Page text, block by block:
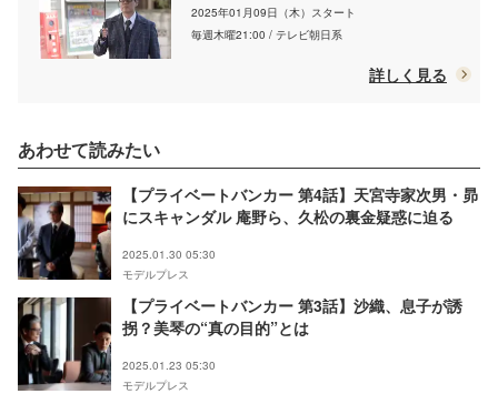
2025年01月09日（木）スタート
毎週木曜21:00 / テレビ朝日系
詳しく見る
あわせて読みたい
【プライベートバンカー 第4話】天宮寺家次男・昴
にスキャンダル 庵野ら、久松の裏金疑惑に迫る
2025.01.30 05:30
モデルプレス
【プライベートバンカー 第3話】沙織、息子が誘
拐？美琴の“真の目的”とは
2025.01.23 05:30
モデルプレス